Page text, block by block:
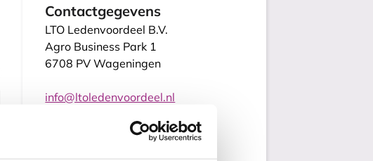
Contactgegevens
LTO Ledenvoordeel B.V.
Agro Business Park 1
6708 PV Wageningen
info@ltoledenvoordeel.nl